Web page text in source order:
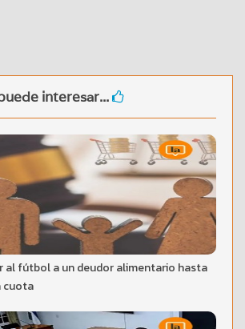
interesar...
al fútbol a un deudor alimentario hasta
cuota